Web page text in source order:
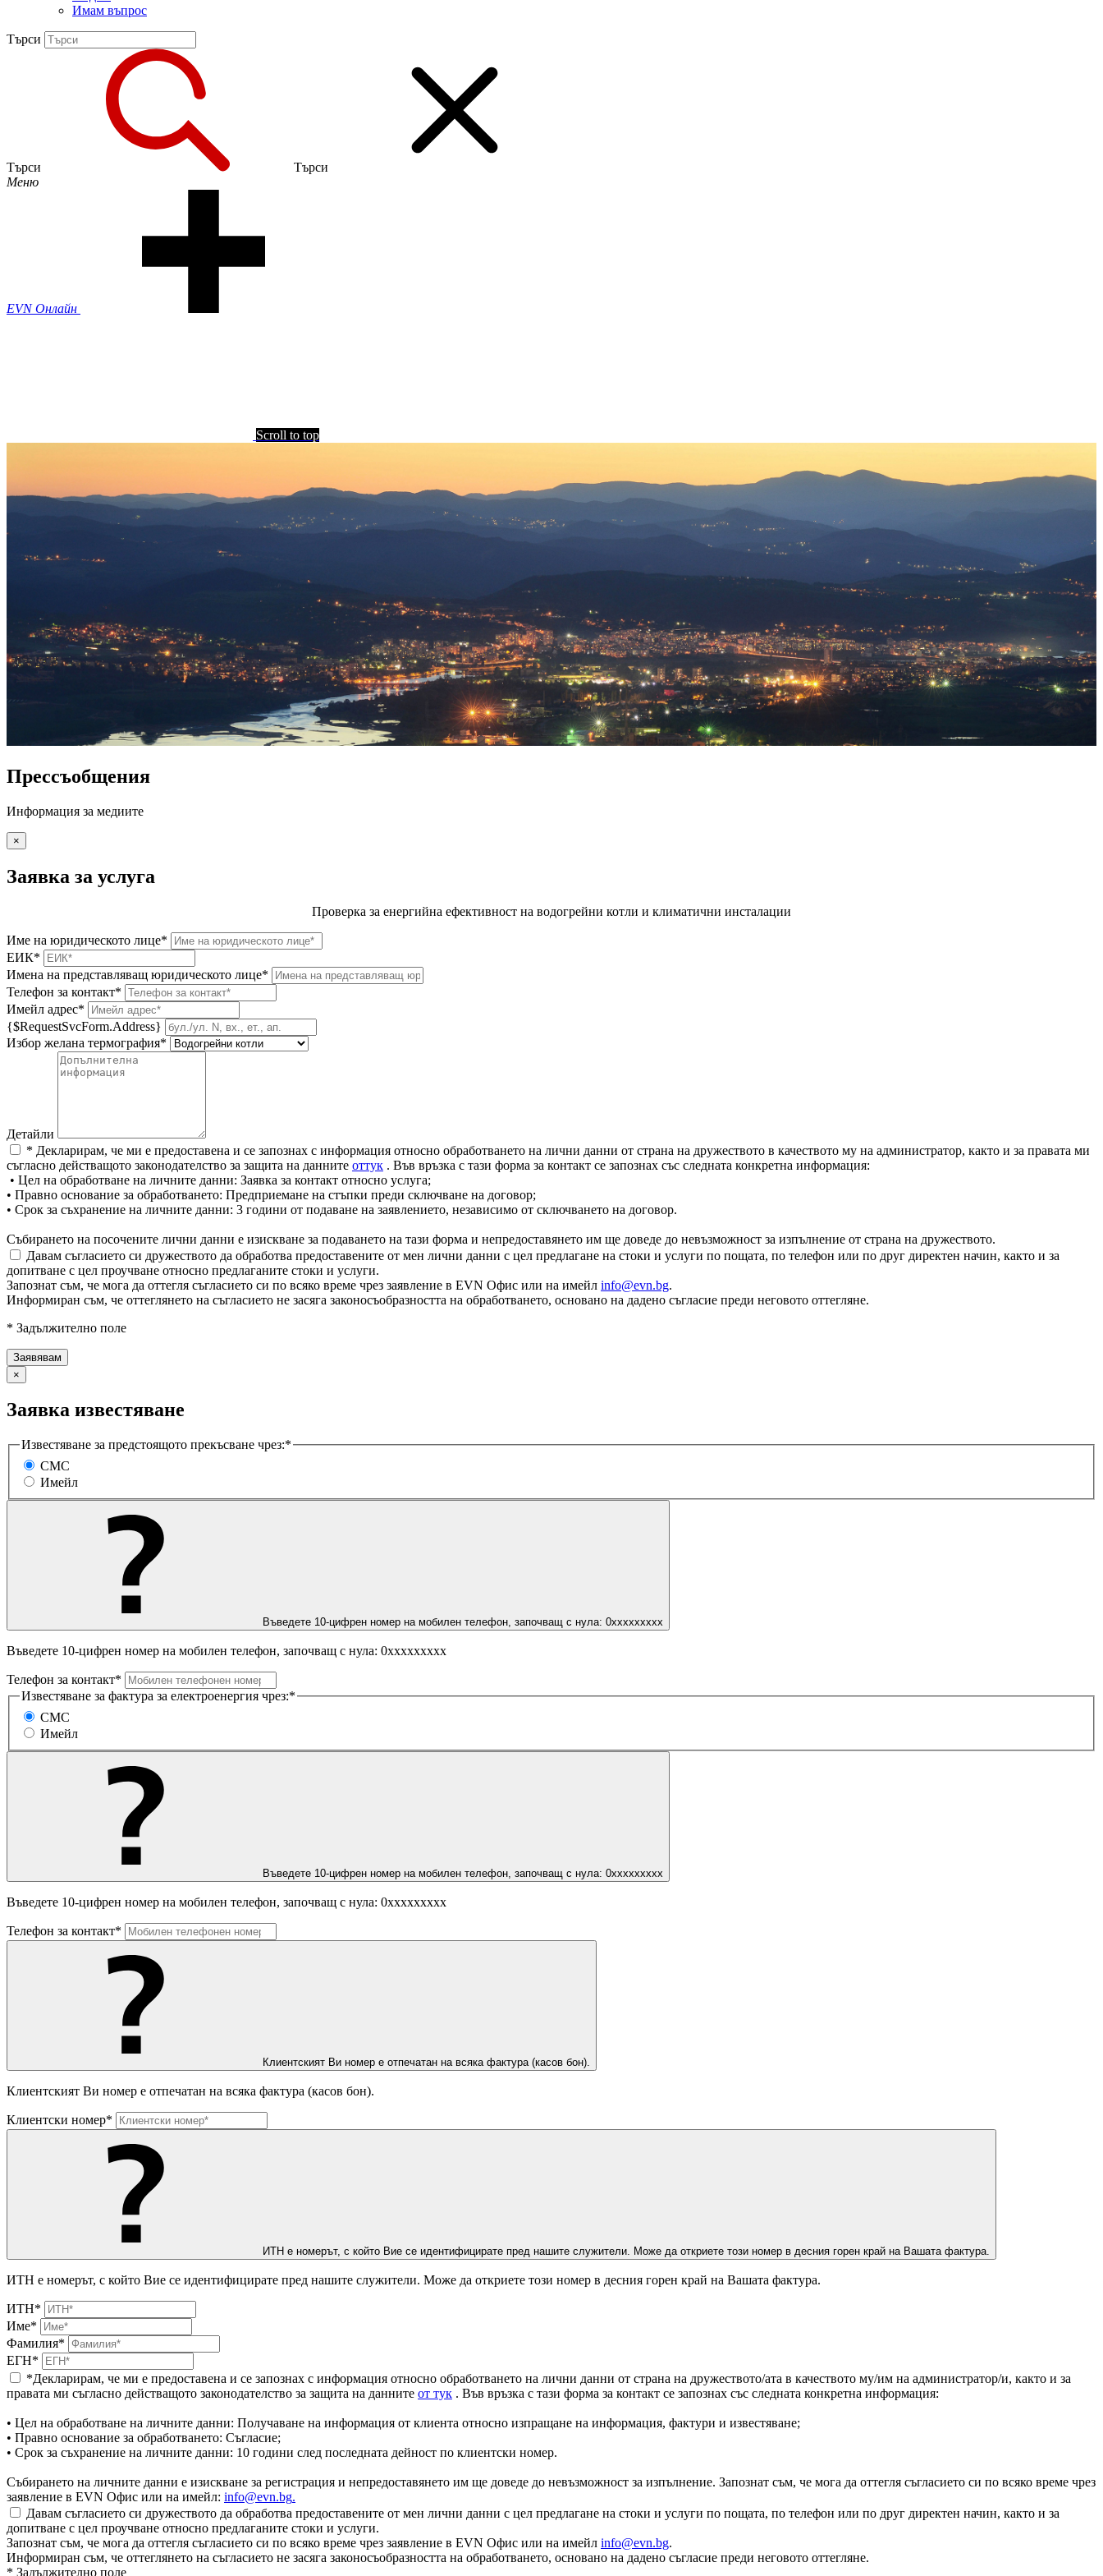
Имам въпрос
Търси
Търси
Търси
Меню
EVN Онлайн
Scroll to top
Прессъобщения
Информация за медиите
×
Заявка за услуга
Проверка за енергийна ефективност на водогрейни котли и климатични инсталации
Име на юридическото лице*
ЕИК*
Имена на представляващ юридическото лице*
Телефон за контакт*
Имейл адрес*
{$RequestSvcForm.Address}
Избор желана термография*
Детайли
* Декларирам, че ми е предоставена и се запознах с информация относно обработването на лични данни от страна на дружеството в качеството му на администратор, както и за правата ми
съгласно действащото законодателство за защита на данните оттук . Във връзка с тази форма за контакт се запознах със следната конкретна информация:
• Цел на обработване на личните данни: Заявка за контакт относно услуга;
• Правно основание за обработването: Предприемане на стъпки преди сключване на договор;
• Срок за съхранение на личните данни: 3 години от подаване на заявлението, независимо от сключването на договор.
Събирането на посочените лични данни е изискване за подаването на тази форма и непредоставянето им ще доведе до невъзможност за изпълнение от страна на дружеството.
Давам съгласието си дружеството да обработва предоставените от мен лични данни с цел предлагане на стоки и услуги по пощата, по телефон или по друг директен начин, както и за
допитване с цел проучване относно предлаганите стоки и услуги.
Запознат съм, че мога да оттегля съгласието си по всяко време чрез заявление в EVN Офис или на имейл info@evn.bg.
Информиран съм, че оттеглянето на съгласието не засяга законосъобразността на обработването, основано на дадено съгласие преди неговото оттегляне.
* Задължително поле
×
Заявка известяване
Известяване за предстоящото прекъсване чрез:*
СМС
Имейл
Въведете 10-цифрен номер на мобилен телефон, започващ с нула: 0ххххххххх
Въведете 10-цифрен номер на мобилен телефон, започващ с нула: 0ххххххххх
Телефон за контакт*
Известяване за фактура за електроенергия чрез:*
СМС
Имейл
Въведете 10-цифрен номер на мобилен телефон, започващ с нула: 0ххххххххх
Въведете 10-цифрен номер на мобилен телефон, започващ с нула: 0ххххххххх
Телефон за контакт*
Клиентският Ви номер е отпечатан на всяка фактура (касов бон).
Клиентският Ви номер е отпечатан на всяка фактура (касов бон).
Клиентски номер*
ИТН е номерът, с който Вие се идентифицирате пред нашите служители. Може да откриете този номер в десния горен край на Вашата фактура.
ИТН е номерът, с който Вие се идентифицирате пред нашите служители. Може да откриете този номер в десния горен край на Вашата фактура.
ИТН*
Име*
Фамилия*
ЕГН*
*Декларирам, че ми е предоставена и се запознах с информация относно обработването на лични данни от страна на дружеството/ата в качеството му/им на администратор/и, както и за
правата ми съгласно действащото законодателство за защита на данните от тук . Във връзка с тази форма за контакт се запознах със следната конкретна информация:
• Цел на обработване на личните данни: Получаване на информация от клиента относно изпращане на информация, фактури и известяване;
• Правно основание за обработването: Съгласие;
• Срок за съхранение на личните данни: 10 години след последната дейност по клиентски номер.
Събирането на личните данни е изискване за регистрация и непредоставянето им ще доведе до невъзможност за изпълнение. Запознат съм, че мога да оттегля съгласието си по всяко време чрез
заявление в EVN Офис или на имейл: info@evn.bg.
Давам съгласието си дружеството да обработва предоставените от мен лични данни с цел предлагане на стоки и услуги по пощата, по телефон или по друг директен начин, както и за
допитване с цел проучване относно предлаганите стоки и услуги.
Запознат съм, че мога да оттегля съгласието си по всяко време чрез заявление в EVN Офис или на имейл info@evn.bg.
Информиран съм, че оттеглянето на съгласието не засяга законосъобразността на обработването, основано на дадено съгласие преди неговото оттегляне.
* Задължително поле